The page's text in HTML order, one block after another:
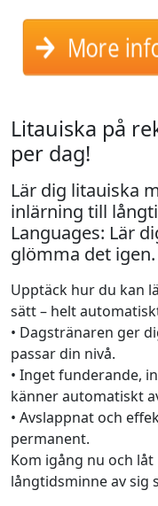
More
Litauiska på
per dag!
Lär dig litauiska
inlärning till
Languages: Lär
glömma det igen.
Upptäck hur du kan
sätt – helt
• Dagstränaren ger
passar din nivå.
• Inget funderande,
känner automatiskt
• Avslappnat och
permanent.
Kom igång nu och
långtidsminne av sig